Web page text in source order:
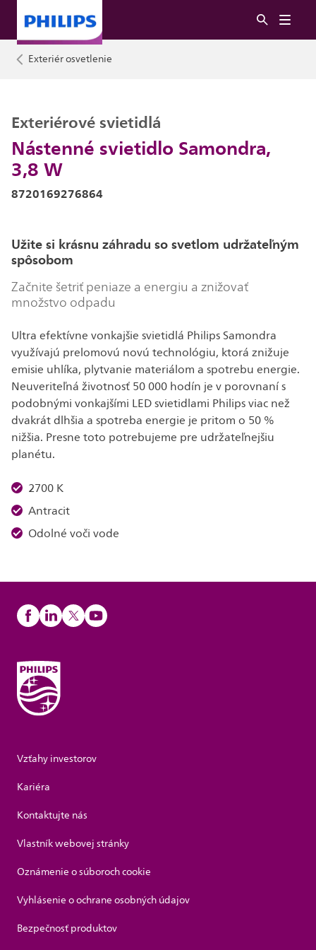
Exteriér osvetlenie
Nástenné svietidlo Samondra,
3,8 W
Exteriérové svietidlá
8720169276864
Užite si krásnu záhradu so svetlom udržateľným
spôsobom
Začnite šetriť peniaze a energiu a znižovať
množstvo odpadu
Ultra efektívne vonkajšie svietidlá Philips Samondra
využívajú prelomovú novú technológiu, ktorá znižuje
emisie uhlíka, plytvanie materiálom a spotrebu energie.
Neuveriteľná životnosť 50 000 hodín je v porovnaní s
podobnými vonkajšími LED svietidlami Philips viac než
dvakrát dlhšia a spotreba energie je pritom o 50 %
nižšia. Presne toto potrebujeme pre udržateľnejšiu
planétu.
2700 K
Antracit
Odolné voči vode
Vzťahy investorov
Kariéra
Kontaktujte nás
Vlastník webovej stránky
Oznámenie o súboroch cookie
Vyhlásenie o ochrane osobných údajov
Bezpečnosť produktov